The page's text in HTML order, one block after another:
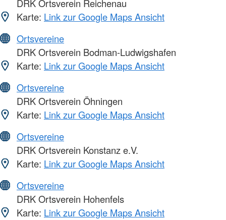
DRK Ortsverein Reichenau
Karte: Link zur Google Maps Ansicht
Ortsvereine
DRK Ortsverein Bodman-Ludwigshafen
Karte: Link zur Google Maps Ansicht
Ortsvereine
DRK Ortsverein Öhningen
Karte: Link zur Google Maps Ansicht
Ortsvereine
DRK Ortsverein Konstanz e.V.
Karte: Link zur Google Maps Ansicht
Ortsvereine
DRK Ortsverein Hohenfels
Karte: Link zur Google Maps Ansicht